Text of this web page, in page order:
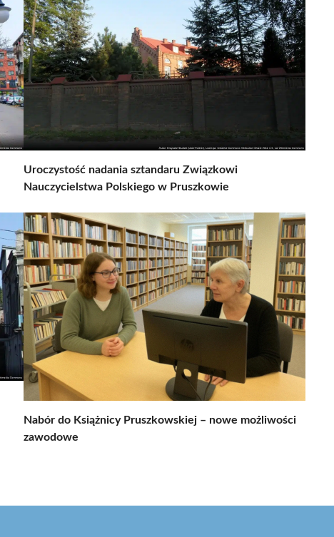
Uroczystość nadania sztandaru Związkowi
Nauczycielstwa Polskiego w Pruszkowie
Nabór do Książnicy Pruszkowskiej – nowe możliwości
zawodowe